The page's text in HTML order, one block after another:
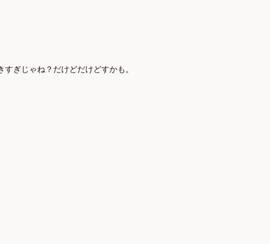
ぎじゃね？だけどだけどすかも。